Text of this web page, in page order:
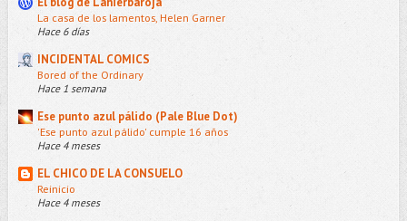
La casa de los lamentos, Helen Garner
Hace 6 días
INCIDENTAL COMICS
Bored of the Ordinary
Hace 1 semana
Ese punto azul pálido (Pale Blue Dot)
'Ese punto azul pálido' cumple 16 años
Hace 4 meses
EL CHICO DE LA CONSUELO
Reinicio
Hace 4 meses